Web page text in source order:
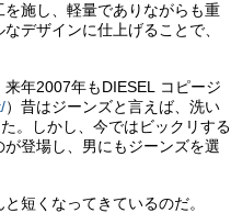
施し、軽量でありながらも重
デザインに仕上げることで、
年2007年もDIESEL コピージ
）昔はジーンズと言えば、洗い
。しかし、今ではビックリする
登場し、男にもジーンズを選
短くなってきているのだ。